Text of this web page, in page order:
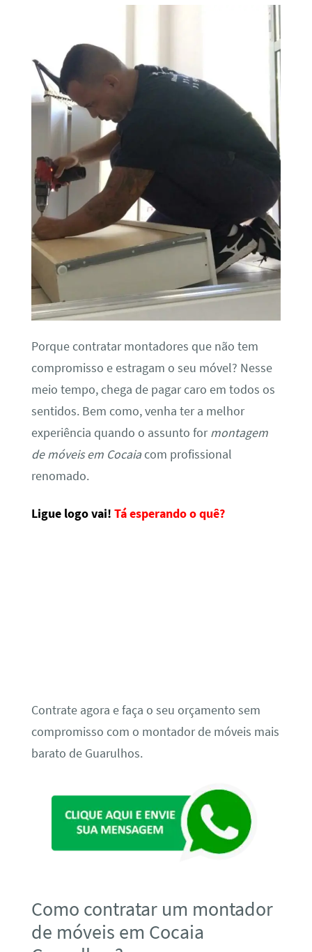
Porque contratar montadores que não tem
compromisso e estragam o seu móvel? Nesse
meio tempo, chega de pagar caro em todos os
sentidos. Bem como, venha ter a melhor
experiência quando o assunto formontagem
de móveis em Cocaiacom profissional
renomado.
Ligue logo vai! Tá esperando o quê?
Contrate agora e faça o seu orçamento sem
compromisso com o montador de móveis mais
barato de Guarulhos.
Como contratar um montador
de móveis em Cocaia